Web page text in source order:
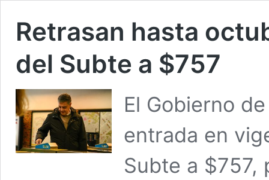
Retrasan hasta
del Subte a $757
El Gobierno
entrada en
Subte a $757,